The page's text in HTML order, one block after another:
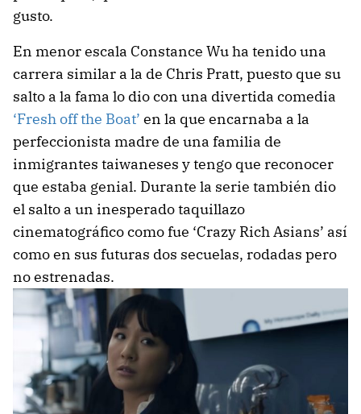
gusto.
En menor escala Constance Wu ha tenido una
carrera similar a la de Chris Pratt, puesto que su
salto a la fama lo dio con una divertida comedia
‘Fresh off the Boat’ en la que encarnaba a la
perfeccionista madre de una familia de
inmigrantes taiwaneses y tengo que reconocer
que estaba genial. Durante la serie también dio
el salto a un inesperado taquillazo
cinematográfico como fue ‘Crazy Rich Asians’ así
como en sus futuras dos secuelas, rodadas pero
no estrenadas.